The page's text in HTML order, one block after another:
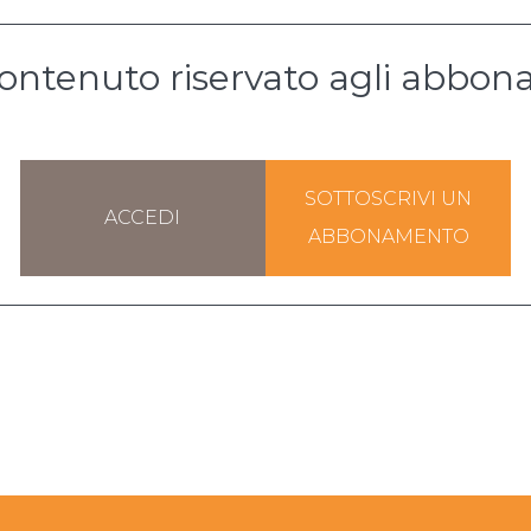
riservato agli
ACCEDI
SOTTOSCRIVI UN
ABBONAMENTO